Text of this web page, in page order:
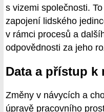
s vizemi společnosti.
zapojení lidského
v rámci procesů a
odpovědnosti za jeho
Data a přístup k
Změny v návycích a
úpravě pracovního